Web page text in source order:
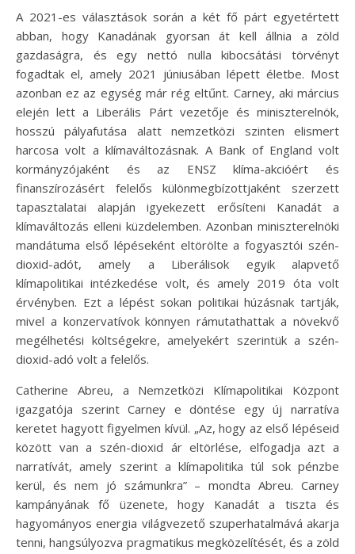
A 2021-es választások során a két fő párt egyetértett
abban, hogy Kanadának gyorsan át kell állnia a zöld
gazdaságra, és egy nettó nulla kibocsátási törvényt
fogadtak el, amely 2021 júniusában lépett életbe. Most
azonban ez az egység már rég eltűnt. Carney, aki március
elején lett a Liberális Párt vezetője és miniszterelnök,
hosszú pályafutása alatt nemzetközi szinten elismert
harcosa volt a klímaváltozásnak. A Bank of England volt
kormányzójaként és az ENSZ klíma-akcióért és
finanszírozásért felelős különmegbízottjaként szerzett
tapasztalatai alapján igyekezett erősíteni Kanadát a
klímaváltozás elleni küzdelemben. Azonban miniszterelnöki
mandátuma első lépéseként eltörölte a fogyasztói szén-
dioxid-adót, amely a Liberálisok egyik alapvető
klímapolitikai intézkedése volt, és amely 2019 óta volt
érvényben. Ezt a lépést sokan politikai húzásnak tartják,
mivel a konzervatívok könnyen rámutathattak a növekvő
megélhetési költségekre, amelyekért szerintük a szén-
dioxid-adó volt a felelős.
Catherine Abreu, a Nemzetközi Klímapolitikai Központ
igazgatója szerint Carney e döntése egy új narratíva
keretet hagyott figyelmen kívül. „Az, hogy az első lépéseid
között van a szén-dioxid ár eltörlése, elfogadja azt a
narratívát, amely szerint a klímapolitika túl sok pénzbe
kerül, és nem jó számunkra” – mondta Abreu. Carney
kampányának fő üzenete, hogy Kanadát a tiszta és
hagyományos energia világvezető szuperhatalmává akarja
tenni, hangsúlyozva pragmatikus megközelítését, és a zöld